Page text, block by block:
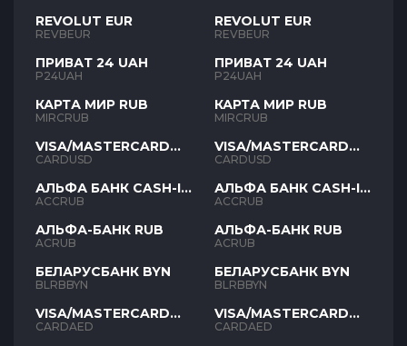
REVOLUT EUR
REVBEUR
ПРИВАТ 24 UAH
P24UAH
КАРТА МИР RUB
MIRCRUB
VISA/MASTERCARD
USD
CARDUSD
АЛЬФА БАНК CASH-IN
RUB
ACCRUB
АЛЬФА-БАНК RUB
ACRUB
БЕЛАРУСБАНК BYN
BLRBBYN
VISA/MASTERCARD
AED
CARDAED
REVOLUT EUR
REVBEUR
ПРИВАТ 24 UAH
P24UAH
КАРТА МИР RUB
MIRCRUB
VISA/MASTERCARD
USD
CARDUSD
АЛЬФА БАНК CASH-IN
RUB
ACCRUB
АЛЬФА-БАНК RUB
ACRUB
БЕЛАРУСБАНК BYN
BLRBBYN
VISA/MASTERCARD
AED
CARDAED